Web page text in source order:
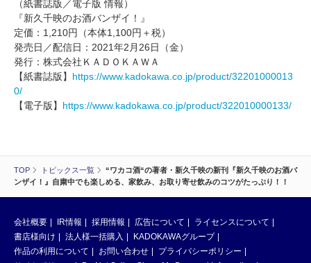
TOP トピックス一覧
“ワカコ酒“の著者・新久千映の新刊『新久千映のお酒バ
ンザイ！』自粛中でも楽しめる、家飲み、お取り寄せ飲みのコツがたっぷり！！
（紙書誌版／電子版 情報）
『新久千映のお酒バンザイ！』
定価：1,210円（本体1,100円＋税）
発売日／配信日：2021年2月26日（金）
発行：株式会社ＫＡＤＯＫＡＷＡ
【紙書誌版】 https://www.kadokawa.co.jp/product/32201000013
0/
【電子版】 https://www.kadokawa.co.jp/product/322010000133/
会社概要 IR情報 採用情報 広告について
ライセンスについて
書店様向け
法人様一括購入
KADOKAWAグループ
作品の利用について
お問い合わせ
プライバシーポリシー